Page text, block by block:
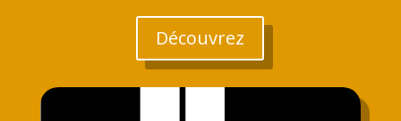
Découvrez